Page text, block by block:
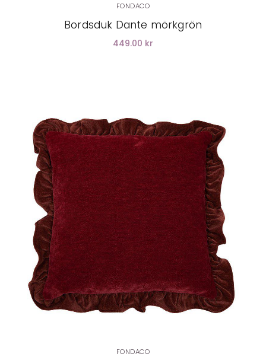
FONDACO
Bordsduk Dante mörkgrön
449.00 kr
LÄGG I VARUKORG
FONDACO